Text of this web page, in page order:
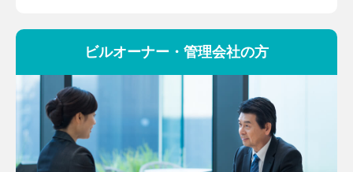
ビルオーナー・管理会社の方